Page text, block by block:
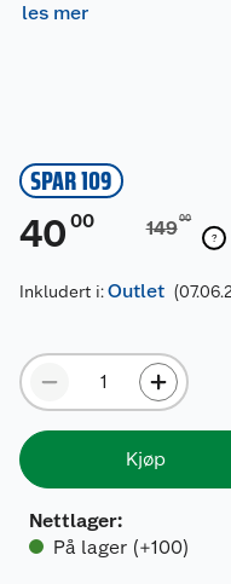
les mer
SPAR 109
40 00 14900
Inkludert i:Outlet
Kjøp
Nettlager:
På lager (+100)